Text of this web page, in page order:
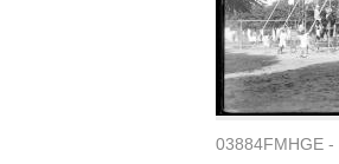
03884FMHGE -